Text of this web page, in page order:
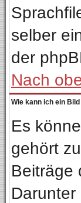
selber
der
Nach
Wie kann ich ein
Es
gehört
Beiträge